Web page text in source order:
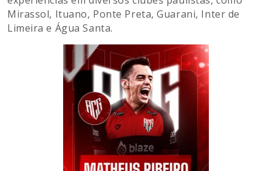
Mirassol, Ituano, Ponte Preta, Guarani, Inter de
Limeira e Água Santa.